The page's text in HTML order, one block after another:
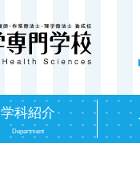
学科紹介
Department